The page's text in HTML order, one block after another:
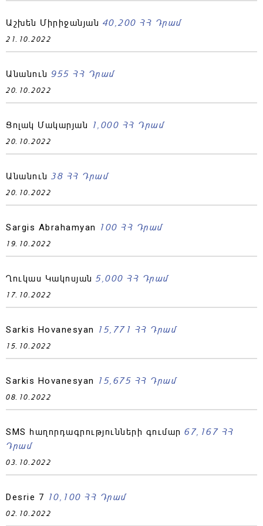
Աշխեն Միրիջանյան 40,200 ՀՀ Դրամ
21.10.2022
Անանուն 955 ՀՀ Դրամ
20.10.2022
Ցոլակ Մակարյան 1,000 ՀՀ Դրամ
20.10.2022
Անանուն 38 ՀՀ Դրամ
20.10.2022
Sargis Abrahamyan 100 ՀՀ Դրամ
19.10.2022
Ղուկաս Կակոսյան 5,000 ՀՀ Դրամ
17.10.2022
Sarkis Hovanesyan 15,771 ՀՀ Դրամ
15.10.2022
Sarkis Hovanesyan 15,675 ՀՀ Դրամ
08.10.2022
SMS հաղորդագրությունների գումար 67,167 ՀՀ
Դրամ
03.10.2022
Desrie 7 10,100 ՀՀ Դրամ
02.10.2022